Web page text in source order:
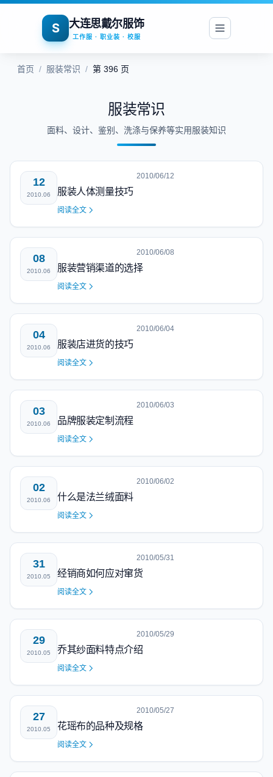
S 大连思戴尔服饰
工作服 · 职业装 · 校服
首页 / 服装常识 / 第 396 页
服装常识
面料、设计、鉴别、洗涤与保养等实用服装知识
12
2010.06
2010/06/12
服装人体测量技巧
阅读全文
08
2010.06
2010/06/08
服装营销渠道的选择
阅读全文
04
2010.06
2010/06/04
服装店进货的技巧
阅读全文
03
2010.06
2010/06/03
品牌服装定制流程
阅读全文
02
2010.06
2010/06/02
什么是法兰绒面料
阅读全文
31
2010.05
2010/05/31
经销商如何应对窜货
阅读全文
29
2010.05
2010/05/29
乔其纱面料特点介绍
阅读全文
27
2010.05
2010/05/27
花瑶布的品种及规格
阅读全文